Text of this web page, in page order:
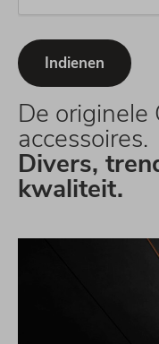
De originele
accessoires.
Divers,
kwaliteit.